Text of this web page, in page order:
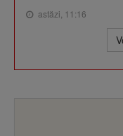
astăzi, 11:16